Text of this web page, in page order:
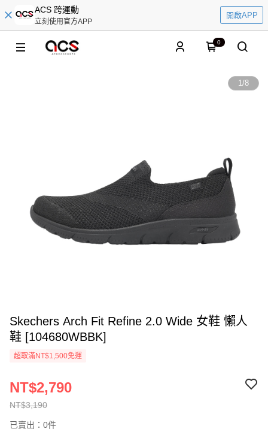
ACS 跨運動
立刻使用官方APP
開啟APP
0
1/8
Skechers Arch Fit Refine 2.0 Wide 女鞋 懶人
鞋 [104680WBBK]
超取滿NT$1,500免運
NT$3,190
NT$2,790
已賣出：0件